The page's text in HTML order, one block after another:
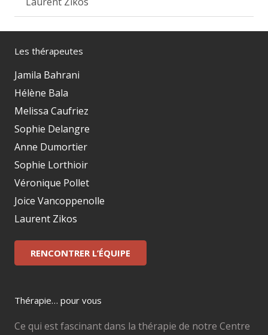
Les thérapeutes
Jamila Bahrani
Hélène Bala
Melissa Caufriez
Sophie Delangre
Anne Dumortier
Sophie Lorthioir
Véronique Pollet
Joice Vancoppenolle
Laurent Zikos
RENCONTRER L’ÉQUIPE
Thérapie… pour vous
Ce qui est fascinant dans la thérapie de notre Centre